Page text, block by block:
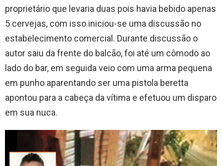
proprietário que levaria duas pois havia bebido apenas
5 cervejas, com isso iniciou-se uma discussão no
estabelecimento comercial. Durante discussão o
autor saiu da frente do balcão, foi até um cômodo ao
lado do bar, em seguida veio com uma arma pequena
em punho aparentando ser uma pistola beretta
apontou para a cabeça da vítima e efetuou um disparo
em sua nuca.